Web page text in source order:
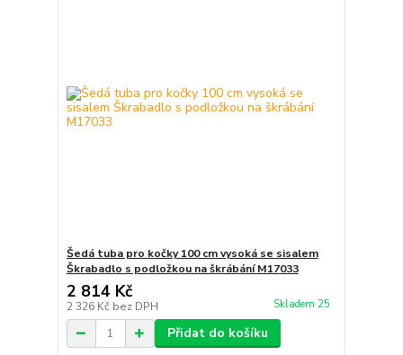
Šedá tuba pro kočky 100 cm vysoká se sisalem
Škrabadlo s podložkou na škrábání M17033
2 814 Kč
2 326 Kč bez DPH Skladem 25
Přidat do košíku